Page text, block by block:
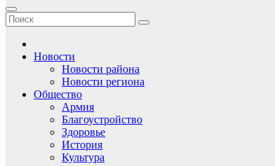
Новости
Новости района
Новости региона
Общество
Армия
Благоустройство
Здоровье
История
Культура